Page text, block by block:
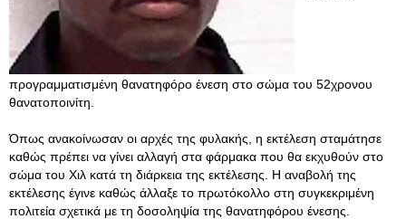
προγραμματισμένη θανατηφόρο ένεση στο σώμα του 52χρονου
θανατοποινίτη.
Όπως ανακοίνωσαν οι αρχές της φυλακής, η εκτέλεση σταμάτησε
καθώς πρέπει να γίνει αλλαγή στα φάρμακα που θα εκχυθούν στο
σώμα του Χιλ κατά τη διάρκεια της εκτέλεσης. Η αναβολή της
εκτέλεσης έγινε καθώς άλλαξε το πρωτόκολλο στη συγκεκριμένη
πολιτεία σχετικά με τη δοσοληψία της θανατηφόρου ένεσης.